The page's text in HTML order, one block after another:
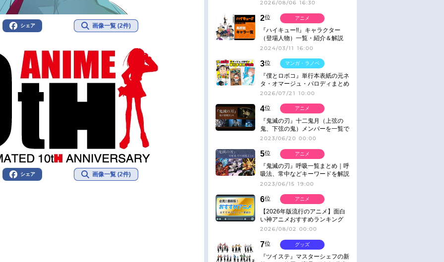
シェア 画像一覧 (2件)
シェア 画像一覧 (2件)
2026/08/06 16:30
2位
『ハイキュー!!』キャラクター
（登場人物）一覧・紹介＆解説
2024/03/11 16:00
アニメ
3位
『僕とロボコ』単行本表紙の元ネ
タ・オマージュ・パロディまとめ
2026/07/21 10:00
マンガ・ラノベ
4位
『鬼滅の刃』十二鬼月（上弦の
鬼、下弦の鬼）メンバーを一覧で
紹介＆解説（登場鬼の情報まと
2023/06/20 00:00
アニメ
5位
『鬼滅の刃』呼吸一覧まとめ｜呼
吸法、常中などキーワードを解説
2023/06/15 19:00
アニメ
6位
【2026年版流行のアニメ】面白
い神アニメおすすめランキング
【名作・話題作】｜ジャンル別人
2026/08/02 00:00
アニメ
7位
『ツイステ』マスターシェフの新
グッズ